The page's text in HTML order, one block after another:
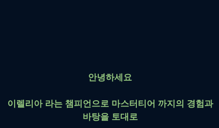
안녕하세요
이렐리아 라는 챔피언으로 마스터티어 까지의 경험과
바탕을 토대로